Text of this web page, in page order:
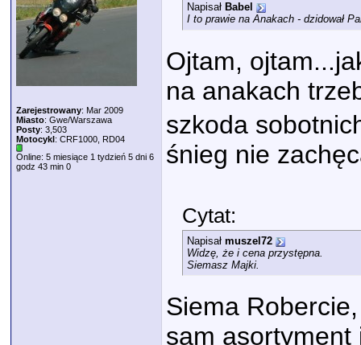
Zarejestrowany: Mar 2009
Miasto: Gwe/Warszawa
Posty: 3,503
Motocykl: CRF1000, RD04
Online: 5 miesiące 1 tydzień 5 dni 6
godz 43 min 0
Napisał Babel
I to prawie na Anakach - dzidował
Ojtam,
na anakach
szkoda
śnieg nie
Cytat:
Napisał muszel72
Widzę, że i cena przystępna.
Siemasz Majki.
Siema
sam asortyment